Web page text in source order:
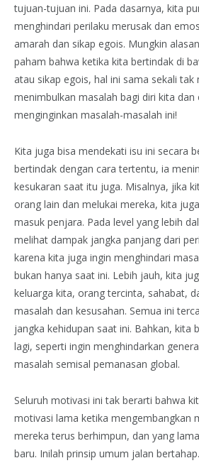
tujuan-tujuan ini. Pada dasarnya, kita
menghindari perilaku merusak dan
amarah dan sikap egois. Mungkin
paham bahwa ketika kita bertindak di
atau sikap egois, hal ini sama sekali tak
menimbulkan masalah bagi diri kita dan
menginginkan masalah-masalah ini!
Kita juga bisa mendekati isu ini secara
bertindak dengan cara tertentu, ia
kesukaran saat itu juga. Misalnya, jika
orang lain dan melukai mereka, kita
masuk penjara. Pada level yang lebih
melihat dampak jangka panjang dari
karena kita juga ingin menghindari
bukan hanya saat ini. Lebih jauh, kita
keluarga kita, orang tercinta, sahabat,
masalah dan kesusahan. Semua ini
jangka kehidupan saat ini. Bahkan, kita
lagi, seperti ingin menghindarkan
masalah semisal pemanasan global.
Seluruh motivasi ini tak berarti bahwa
motivasi lama ketika mengembangkan
mereka terus berhimpun, dan yang
baru. Inilah prinsip umum jalan